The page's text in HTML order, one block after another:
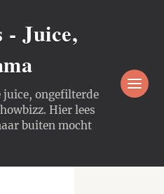
- Juice,
juice, ongefilterde
Hier lees
buiten mocht